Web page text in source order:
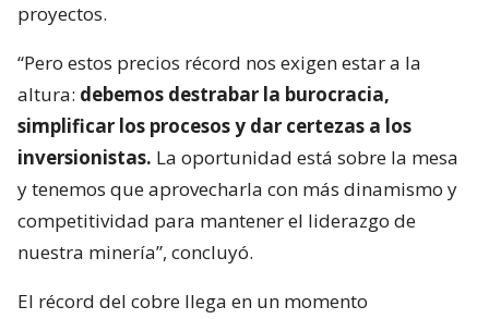
proyectos.
“Pero estos precios récord nos exigen estar a la
altura: debemos destrabar la burocracia,
simplificar los procesos y dar certezas a los
inversionistas. La oportunidad está sobre la mesa
y tenemos que aprovecharla con más dinamismo y
competitividad para mantener el liderazgo de
nuestra minería”, concluyó.
El récord del cobre llega en un momento